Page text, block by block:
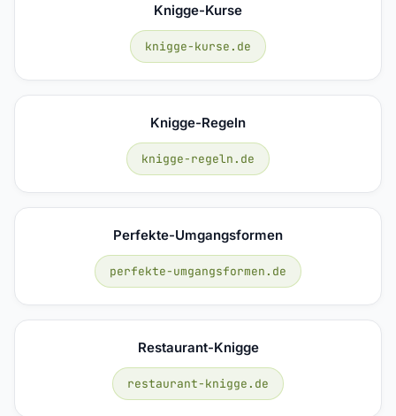
Knigge-Kurse
knigge-kurse.de
Knigge-Regeln
knigge-regeln.de
Perfekte-Umgangsformen
perfekte-umgangsformen.de
Restaurant-Knigge
restaurant-knigge.de